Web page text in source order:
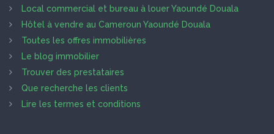
Local commercial et bureau à louer Yaoundé Douala
Hôtel à vendre au Cameroun Yaoundé Douala
Toutes les offres immobilières
Le blog immobilier
Trouver des prestataires
Que recherche les clients
Lire les termes et conditions